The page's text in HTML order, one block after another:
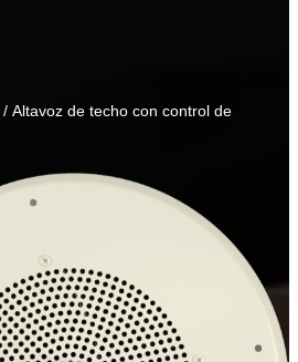
/ Altavoz de techo con control de